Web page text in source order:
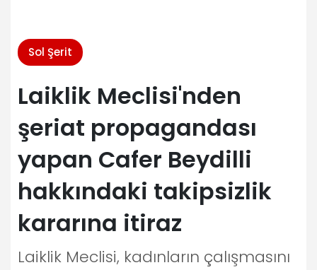
Sol Şerit
Laiklik Meclisi'nden
şeriat propagandası
yapan Cafer Beydilli
hakkındaki takipsizlik
kararına itiraz
Laiklik Meclisi, kadınların çalışmasını